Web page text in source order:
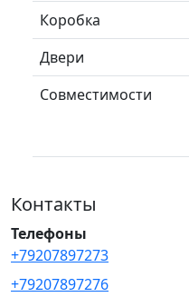
Коробка
Двери
Совместимости
Контакты
Телефоны
+79207897273
+79207897276